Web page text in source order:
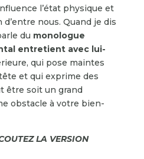
l’état physique et
nous. Quand je dis
du monologue
entretient avec lui-
qui pose maintes
et qui exprime des
être soit un grand
obstacle à votre bien-
LA VERSION